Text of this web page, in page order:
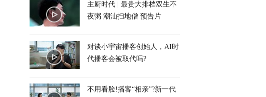
主厨时代 | 最贵大排档双生不
夜粥 潮汕扫地僧 预告片
对谈小宇宙播客创始人，AI时
代播客会被取代吗?
不用看脸!播客“相亲”?新一代